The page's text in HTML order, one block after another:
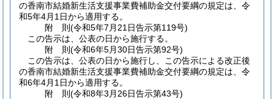
の香南市結婚新生活支援事業費補助金交付要綱の規定は、令
和5年4月1日から適用する。
附 則(令和5年7月21日告示第119号)
この告示は、公表の日から施行する。
附 則(令和6年5月30日告示第92号)
この告示は、公表の日から施行し、この告示による改正後
の香南市結婚新生活支援事業費補助金交付要綱の規定は、令
和6年4月1日から適用する。
附 則(令和8年3月26日告示第43号)